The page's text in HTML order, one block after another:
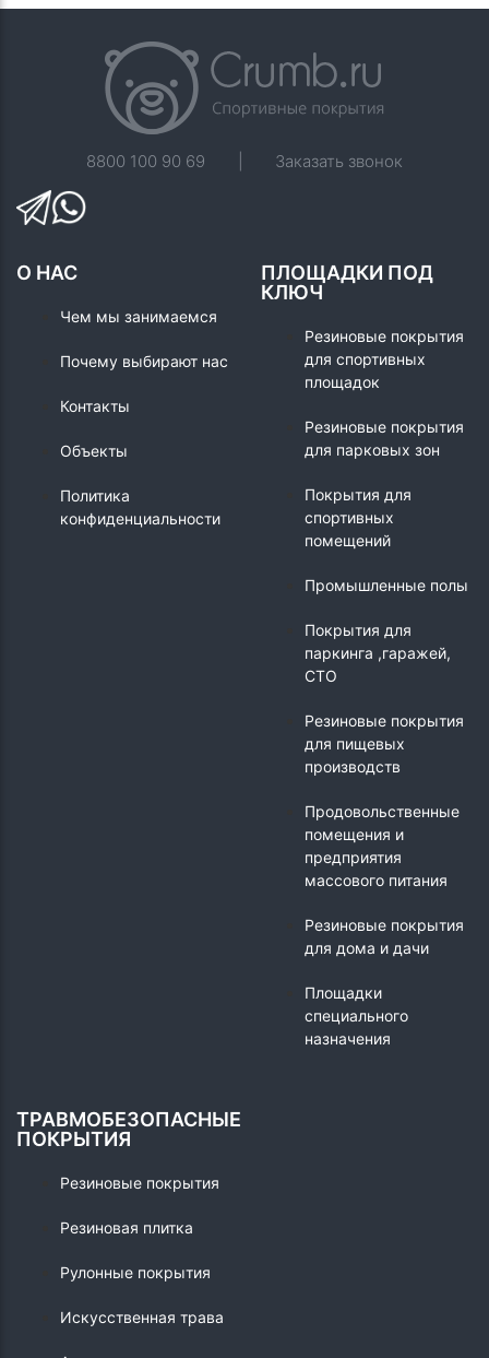
8800 100 90 69 Заказать звонок
О НАС
Чем мы занимаемся
Почему выбирают нас
Контакты
Объекты
Политика
конфиденциальности
ПЛОЩАДКИ ПОД
КЛЮЧ
Резиновые покрытия
для спортивных
площадок
Резиновые покрытия
для парковых зон
Покрытия для
спортивных
помещений
Промышленные полы
Покрытия для
паркинга ,гаражей,
СТО
Резиновые покрытия
для пищевых
производств
Продовольственные
помещения и
предприятия
массового питания
Резиновые покрытия
для дома и дачи
Площадки
специального
назначения
ТРАВМОБЕЗОПАСНЫЕ
ПОКРЫТИЯ
Резиновые покрытия
Резиновая плитка
Рулонные покрытия
Искусственная трава